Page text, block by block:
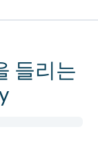
들리는